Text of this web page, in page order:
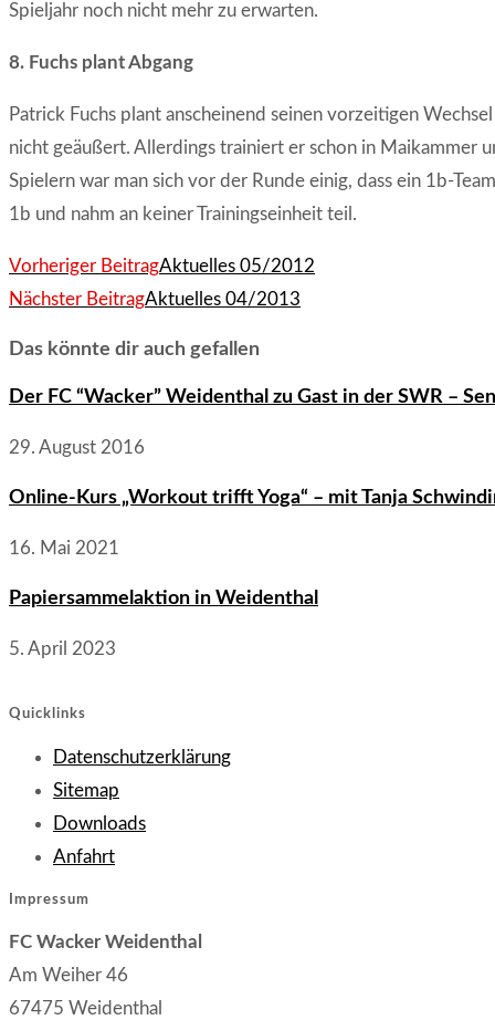
Spieljahr noch nicht mehr zu erwarten.
8. Fuchs plant Abgang
Patrick Fuchs plant anscheinend seinen vorzeitigen
nicht geäußert. Allerdings trainiert er schon in Maikammer
Spielern war man sich vor der Runde einig, dass ein 1b-
1b und nahm an keiner Trainingseinheit teil.
Weitere
Artikel
Vorheriger BeitragAktuelles 05/2012
Nächster BeitragAktuelles 04/2013
Das könnte dir auch gefallen
Der FC “Wacker” Weidenthal zu Gast in der SWR –
29. August 2016
Online-Kurs „Workout trifft Yoga“ – mit Tanja
16. Mai 2021
Papiersammelaktion in Weidenthal
5. April 2023
Quicklinks
DatenschutzerklärungOpens
Sitemap
in
DownloadsOpens
AnfahrtOpens
Impressum
FC Wacker Weidenthal
Am Weiher 46
67475 Weidenthal